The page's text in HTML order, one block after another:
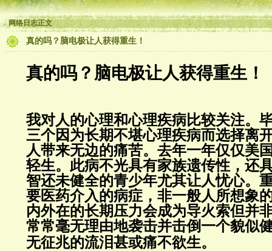
网络日志正文
真的吗？脑电极让人获得重生！
真的吗？脑电极让人获得重生！
我对人的心理和心理疾病比较关注。
三个因为长期不堪心理疾病而选择离
人带来无边的痛苦。 去年一年仅仅美
轻生。 此病不光具有家族遗传性，还
智还未健全的青少年尤其让人忧心。
要医药介入的病症，非一般人所想象
内外在的长期压力会成为导火索但并
常常毫无理由地袭击并击倒一个貌似
无征兆的流泪甚或痛不欲生。